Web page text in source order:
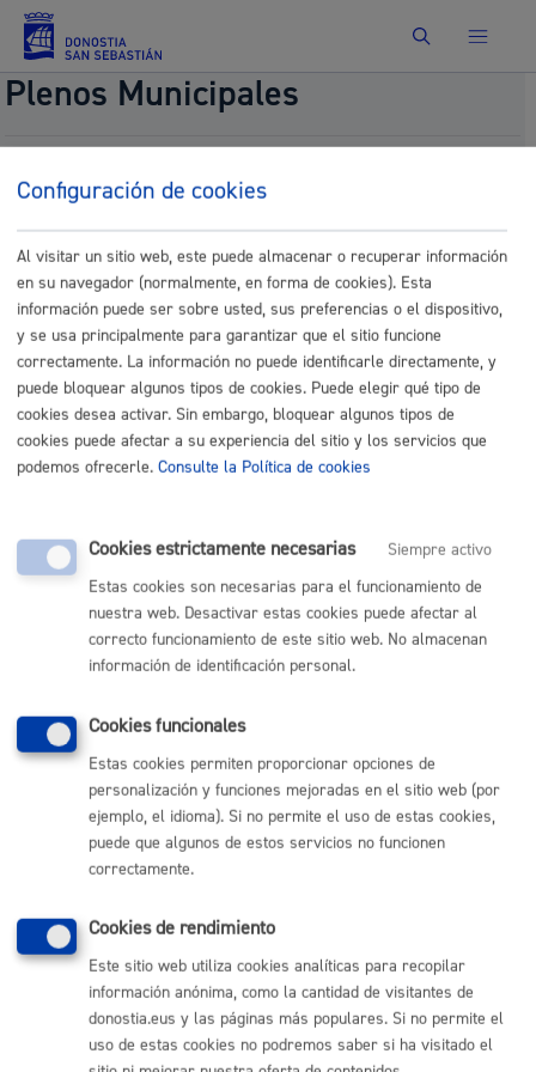
Buscar
Plenos Municipales
la Tasa por los servicios de búsqueda, rescate,
salvamento, así como por el mantenimiento del
Servicio de Prevención, Extinción de Incendios y
Salvamento. (ORER-20)
Fecha del pleno:09/25/2025
Comisión:Comisión de Hacienda
Documentos
22.- DIL_INT_Ebazpena-_Dictamen_SIN.pdf
Comunícate con el Ayuntamiento de Donostia / San
Sebastián
(gratuito desde Donostia / San Sebastián)
(+34) 943 481 000
Buzón de la ciudadanía
Enlaces útiles
Ofertas de empleo
Perfil del contratante
Sede electrónica
Sala de prensa
Mapa web
Otras páginas web corporativas
Donostia Kirola
Configuración de cookies
Al visitar un sitio web, este puede almacenar o recuperar información
en su navegador (normalmente, en forma de cookies). Esta
información puede ser sobre usted, sus preferencias o el dispositivo,
y se usa principalmente para garantizar que el sitio funcione
correctamente. La información no puede identificarle directamente, y
puede bloquear algunos tipos de cookies. Puede elegir qué tipo de
cookies desea activar. Sin embargo, bloquear algunos tipos de
cookies puede afectar a su experiencia del sitio y los servicios que
podemos ofrecerle. Consulte la Política de cookies
Cookies estrictamente necesarias
Siempre activo
Estas cookies son necesarias para el funcionamiento de
nuestra web. Desactivar estas cookies puede afectar al
correcto funcionamiento de este sitio web. No almacenan
información de identificación personal.
Cookies funcionales
Estas cookies permiten proporcionar opciones de
personalización y funciones mejoradas en el sitio web (por
ejemplo, el idioma). Si no permite el uso de estas cookies,
puede que algunos de estos servicios no funcionen
correctamente.
Cookies de rendimiento
Este sitio web utiliza cookies analíticas para recopilar
información anónima, como la cantidad de visitantes de
donostia.eus y las páginas más populares. Si no permite el
uso de estas cookies no podremos saber si ha visitado el